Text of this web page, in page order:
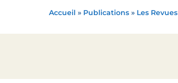
Accueil » Publications » Les Revues